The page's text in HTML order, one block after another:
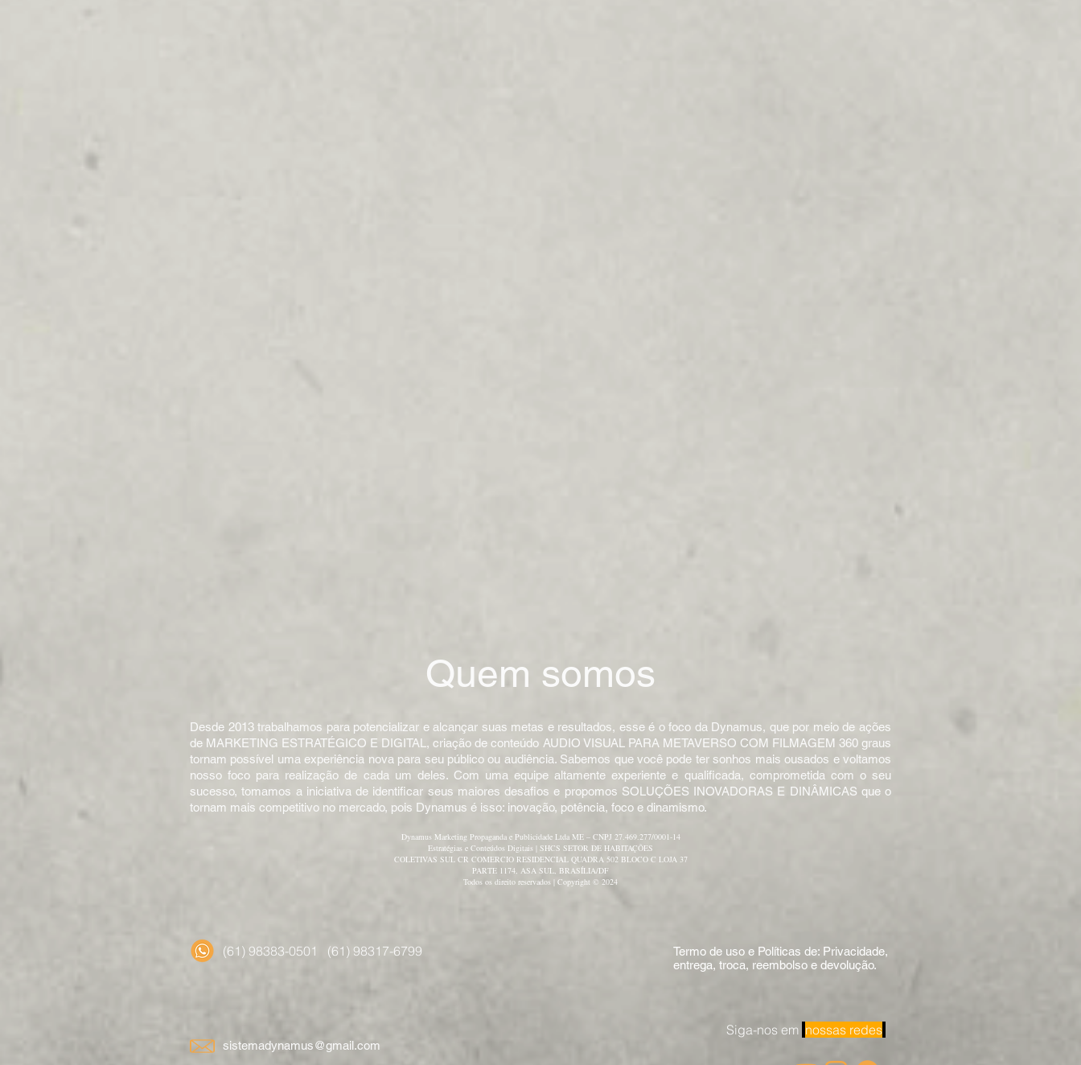
Quem somos
Desde 2013 trabalhamos para potencializar e alcançar suas metas e resultados, esse é o foco da Dynamus, que por meio de ações
de MARKETING ESTRATÉGICO E DIGITAL, criação de conteúdo AUDIO VISUAL PARA METAVERSO COM FILMAGEM 360 graus
tornam possível uma experiência nova para seu público ou audiência. Sabemos que você pode ter sonhos mais ousados e voltamos
nosso foco para realização de cada um deles. Com uma equipe altamente experiente e qualificada, comprometida com o seu
sucesso, tomamos a iniciativa de identificar seus maiores desafios e propomos SOLUÇÕES INOVADORAS E DINÂMICAS que o
tornam mais competitivo no mercado, pois Dynamus é isso: inovação, potência, foco e dinamismo.
Dynamus Marketing Propaganda e Publicidade Ltda ME – CNPJ 27.469.277/0001-14
Estratégias e Conteúdos Digitais | SHCS SETOR DE HABITAÇÕES
COLETIVAS SUL CR COMERCIO RESIDENCIAL QUADRA 502 BLOCO C LOJA 37
PARTE 1174, ASA SUL, BRASÍLIA/DF
Todos os direito reservados | Copyright © 2024
(61) 98383-0501 (61) 98317-6799
sistemadynamus@gmail.com
Termo de uso e Políticas de: Privacidade,
entrega, troca, reembolso e devolução.
Siga-nos em nossas redes